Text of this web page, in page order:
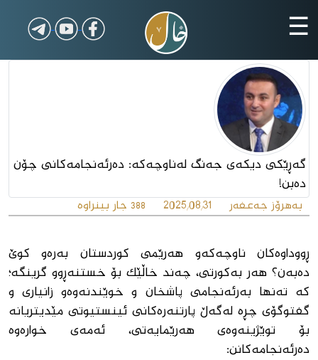
☰
گەڕێکی دیکەی جەنگ لەناوچەکە: دەرئەنجامەکانی چۆن
دەبن!
بەهرۆز جەعفەر 2025/08/31
388 جار بینراوە
ڕووداوەکان ناوچەکەو هەرێمی کوردستان بەرەو کوێ
دەبەن؟ هەر بەکورتی، چەند خاڵێک بۆ خستنەڕوو گرینگە؛
کە تەنها بەرئەنجامی پاشخان و خوێندنەوەو زانیاری و
گفتوگۆی چڕە لەگەڵ پارتنەرەکانی ئینستیوتی مێدیتریانە
بۆ توێژینەوەی هەرێمایەتی، ئەمەی خوارەوە
دەرئەنجامەکانن: